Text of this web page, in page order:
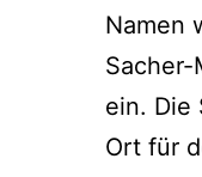
Namen
Sacher-
ein. Die
Ort für